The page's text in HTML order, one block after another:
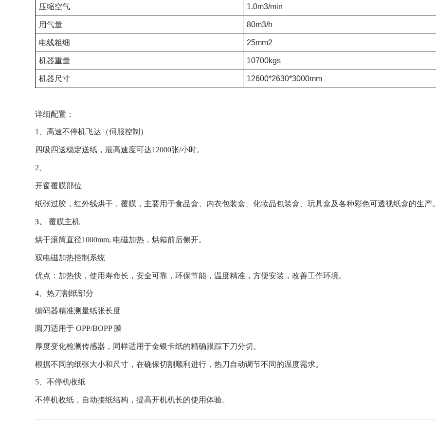
压缩空气 1.0m3/min
用气量 80m3/h
电线粗细 25mm2
机器重量 10700kgs
机器尺寸 12600*2630*3000mm
详细配置：
1 、高速不停机飞达（伺服控制）
四吸四送稳定送纸，最高速度可达12000张/小时。
2、
开窗覆膜部位
纸张过胶，红外线烘干，覆膜，主要用于食品盒、内衣包装盒、化妆品包装盒、玩具盒及各种彩色可透视纸盒的生产
3、 覆膜主机
烘干滚筒直径1000mm, 电磁加热，烘箱前后侧开。
双电磁加热控制系统
优点：加热快，使用寿命长，安全可靠，环保节能，温度精准，方便安装，改善工作环境。
4、热刀割纸部分
编码器精准测量纸张长度
圆刀适用于 OPP/BOPP 膜
厚度变化检测传感器，同样适用于金银卡纸的精确跟踪下刀分切。
根据不同的纸张大小和尺寸，在确保切割顺利进行，热刀自动调节不同的温度需求。
5 、不停机收纸
不停机收纸，自动接纸结构，提高开机机长的使用体验。